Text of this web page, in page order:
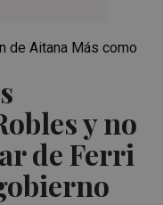
y no
de Ferri
de Aitana Más como